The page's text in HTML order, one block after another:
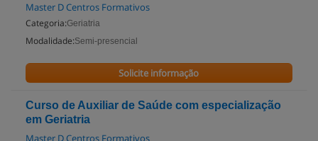
Master D Centros Formativos
Categoria:Geriatria
Modalidade:Semi-presencial
Solicite informação
Curso de Auxiliar de Saúde com especialização
em Geriatria
Master D Centros Formativos